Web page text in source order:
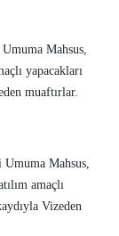
Mahsus,
yapacakları
muaftırlar.
Mahsus,
amaçlı
Vizeden